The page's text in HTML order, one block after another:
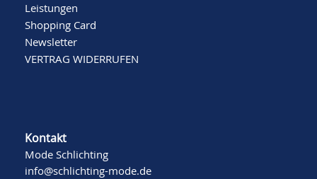
Leistungen
Shopping Card
Newsletter
VERTRAG WIDERRUFEN
Kontakt
Mode Schlichting
info@schlichting-mode.de